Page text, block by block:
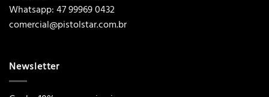
Whatsapp: 47 99969 0432
comercial@pistolstar.com.br
Newsletter